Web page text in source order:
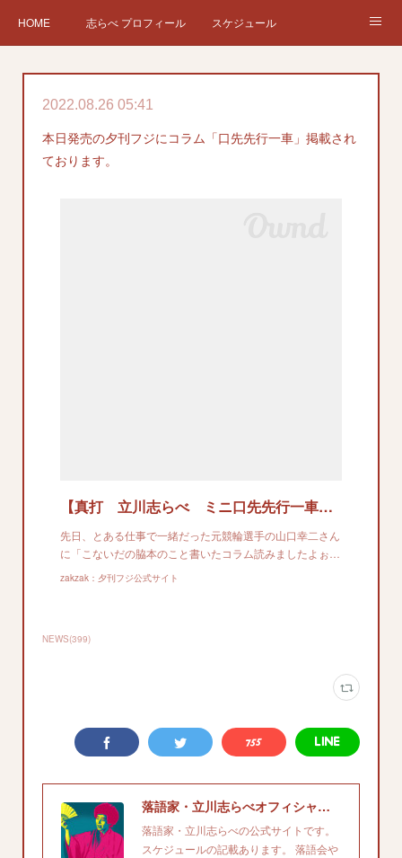
HOME 志らべ プロフィール スケジュール
チケット予約 Instagram
2022.08.26 05:41
本日発売の夕刊フジにコラム「口先先行一車」掲載され
ております。
【真打 立川志らべ ミニ口先先行一車】函館の「夕刊フジ杯争奪戦」何が何でも勝つ
先日、とある仕事で一緒だった元競輪選手の山口幸二さん
に「こないだの脇本のこと書いたコラム読みましたよぉ…
zakzak：夕刊フジ公式サイト
NEWS(399)
落語家・立川志らべオフィシャルサイト
落語家・立川志らべの公式サイトです。
スケジュールの記載あります。 落語会や